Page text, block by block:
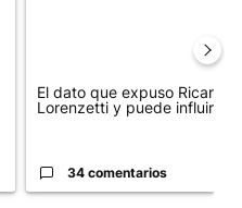
El dato que expuso Ricardo
Lorenzetti y puede influir e...
34 comentarios